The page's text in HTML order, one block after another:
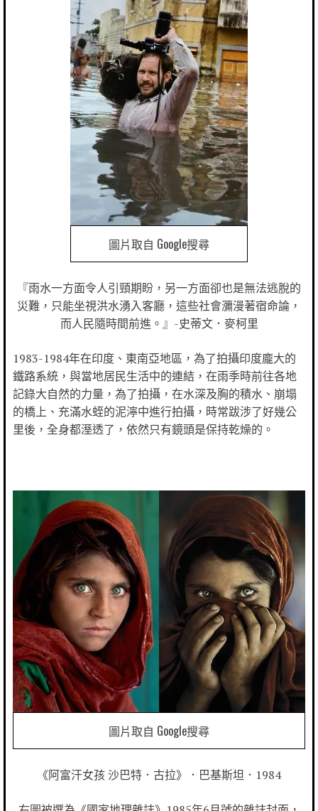
圖片取自 Google搜尋
『雨水一方面令人引頸期盼，另一方面卻也是無法逃脫的
災難，只能坐視洪水湧入客廳，這些社會瀰漫著宿命論，
而人民隨時間前進。』-史蒂文．麥柯里
1983-1984年在印度、東南亞地區，為了拍攝印度龐大的
鐵路系統，與當地居民生活中的連結，在雨季時前往各地
記錄大自然的力量，為了拍攝，在水深及胸的積水、崩塌
的橋上、充滿水蛭的泥濘中進行拍攝，時常跋涉了好幾公
里後，全身都溼透了，依然只有鏡頭是保持乾燥的。
圖片取自 Google搜尋
《阿富汗女孩 沙巴特．古拉》．巴基斯坦．1984